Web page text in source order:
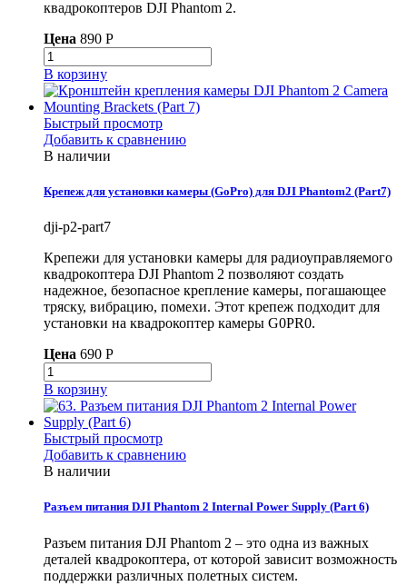
квадрокоптеров DJI Phantom 2.
Цена 890 P
В корзину
Быстрый просмотр
Добавить к сравнению
В наличии
Крепеж для установки камеры (GoPro) для DJI Phantom2 (Part7)
dji-p2-part7
Крепежи для установки камеры для радиоуправляемого
квадрокоптера DJI Phantom 2 позволяют создать
надежное, безопасное крепление камеры, погашающее
тряску, вибрацию, помехи. Этот крепеж подходит для
установки на квадрокоптер камеры G0PR0.
Цена 690 P
В корзину
Быстрый просмотр
Добавить к сравнению
В наличии
Разъем питания DJI Phantom 2 Internal Power Supply (Part 6)
Разъем питания DJI Phantom 2 – это одна из важных
деталей квадрокоптера, от которой зависит возможность
поддержки различных полетных систем.